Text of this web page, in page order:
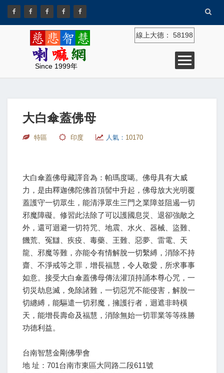
Since 1999年
線上大德： 58198
大白傘蓋佛母
特區 印度 人氣： 10170
大白傘蓋佛母藏譯音為：帕瑪度噶。佛母具有大威
力，是由釋迦佛陀佛首頂髻中升起，佛母放大光明覆
蓋護守一切眾生，能清淨眾生三門之業障並阻遏一切
邪魔障礙。修習此法除了可以護國息災、退卻強敵之
外，還可迴避一切符咒、地震、水火、器械、盜難、
饑荒、冤讎、疾疫、毒藥、王難、惡夢、雷電、天
龍、邪魔等難，亦能令有情解脫一切繫縛，消除不持
齋、不淨戒等之罪，增長福慧，令人敬愛，所求事事
如意。接受大白傘蓋佛母傳法灌頂持誦本尊心咒，一
切災劫息滅，免除諸難，一切惡咒不能侵害，解脫一
切纏縛，能驅遣一切邪魔，擁護行者，迴遮非時橫
天，能增長壽命及福慧，消除無始一切罪業等等殊勝
功德利益。
台南智慧金剛佛學會
地 址：701台南市東區大同路二段611號